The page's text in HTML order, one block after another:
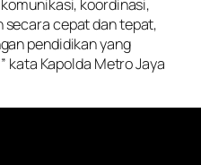
koordinasi,
cepat dan tepat,
pendidikan yang
kata Kapolda Metro Jaya